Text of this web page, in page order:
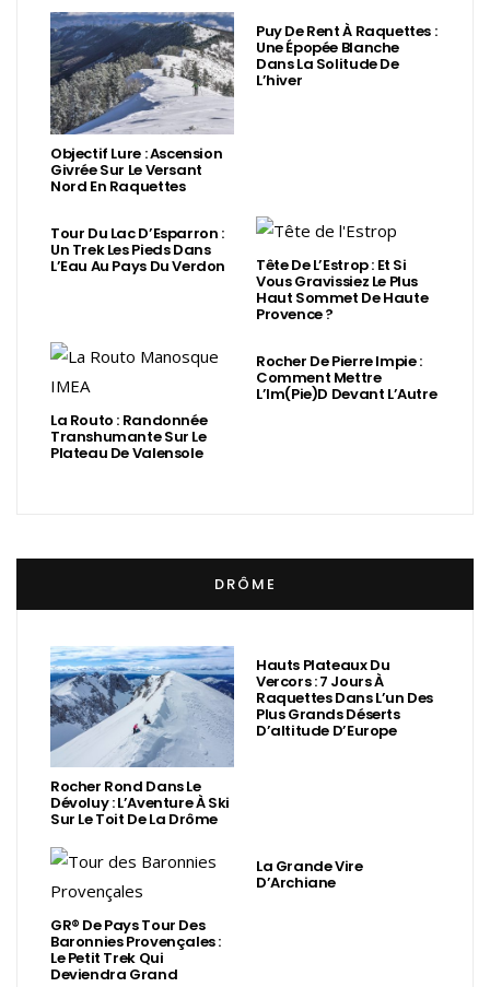
Objectif Lure : Ascension
Givrée Sur Le Versant
Nord En Raquettes
Puy De Rent À Raquettes :
Une Épopée Blanche
Dans La Solitude De
L’hiver
Tour Du Lac D’Esparron :
Un Trek Les Pieds Dans
L’Eau Au Pays Du Verdon Tête De L’Estrop : Et Si
Vous Gravissiez Le Plus
Haut Sommet De Haute
Provence ?
La Routo : Randonnée
Transhumante Sur Le
Plateau De Valensole
Rocher De Pierre Impie :
Comment Mettre
L’Im(Pie)d Devant L’Autre
DRÔME
Rocher Rond Dans Le
Dévoluy : L’Aventure À Ski
Sur Le Toit De La Drôme
Hauts Plateaux Du
Vercors : 7 Jours À
Raquettes Dans L’un Des
Plus Grands Déserts
D’altitude D’Europe
GR® De Pays Tour Des
Baronnies Provençales :
Le Petit Trek Qui
Deviendra Grand
La Grande Vire
D’Archiane